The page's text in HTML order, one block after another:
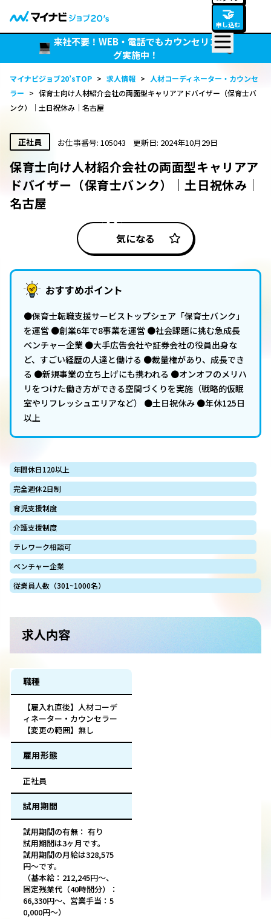
🤝
申し込む
来社不要！WEB・電話でもカウンセリン
グ実施中！
マイナビジョブ20’sTOP > 求人情報 > 人材コーディネーター・カウンセ
ラー > 保育士向け人材紹介会社の両面型キャリアアドバイザー（保育士バ
ンク）｜土日祝休み｜名古屋
正社員 お仕事番号: 105043 更新日: 2024年10月29日
保育士向け人材紹介会社の両面型キャリアア
ドバイザー（保育士バンク）｜土日祝休み｜
名古屋
気になる
おすすめポイント
●保育士転職支援サービストップシェア「保育士バンク」
を運営 ●創業6年で8事業を運営 ●社会課題に挑む急成長
ベンチャー企業 ●大手広告会社や証券会社の役員出身な
ど、すごい経歴の人達と働ける ●裁量権があり、成長でき
る ●新規事業の立ち上げにも携われる ●オンオフのメリハ
リをつけた働き方ができる空間づくりを実施（戦略的仮眠
室やリフレッシュエリアなど） ●土日祝休み ●年休125日
以上
年間休日120以上
完全週休2日制
育児支援制度
介護支援制度
テレワーク相談可
ベンチャー企業
従業員人数（301~1000名）
求人内容
職種
【雇入れ直後】人材コーデ
ィネーター・カウンセラー
【変更の範囲】無し
雇用形態
正社員
試用期間
試用期間の有無： 有り
試用期間は3ヶ月です。
試用期間の月給は328,575
円～です。
（基本給：212,245円～、
固定残業代（40時間分）：
66,330円～、営業手当：5
0,000円～）